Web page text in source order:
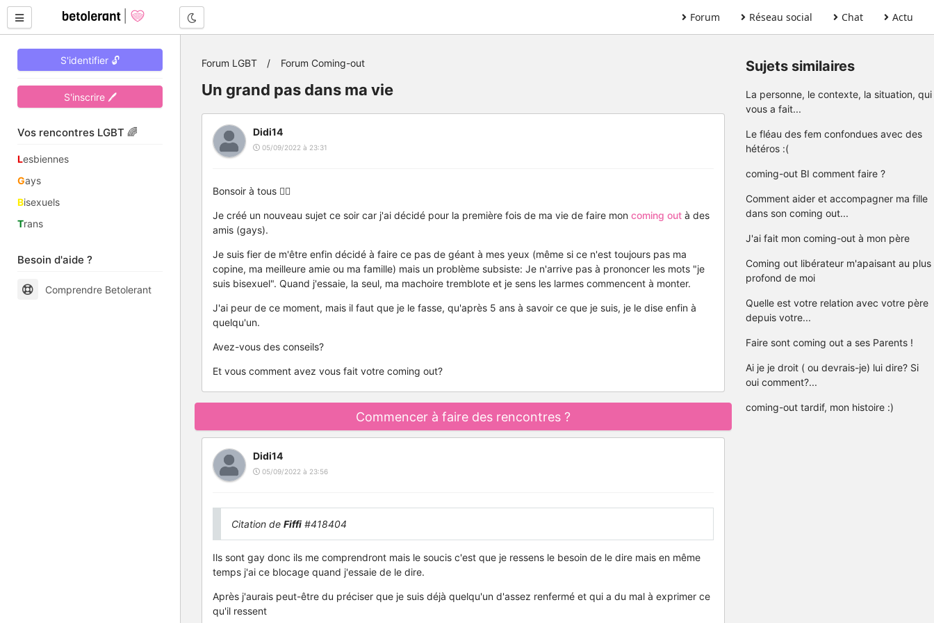
Forum Réseau social Chat Actu
S'identifier 🔓
S'inscrire 🖊
Vos rencontres LGBT 🌈
Lesbiennes
Gays
Bisexuels
Trans
Besoin d'aide ?
Comprendre Betolerant
Forum LGBT Forum Coming-out
Un grand pas dans ma vie
Didi14
05/09/2022 à 23:31
Bonsoir à tous 🏳️‍🌈
Je créé un nouveau sujet ce soir car j'ai décidé pour la première fois de ma vie de faire mon coming out à des
amis (gays).
Je suis fier de m'être enfin décidé à faire ce pas de géant à mes yeux (même si ce n'est toujours pas ma
copine, ma meilleure amie ou ma famille) mais un problème subsiste: Je n'arrive pas à prononcer les mots "je
suis bisexuel". Quand j'essaie, la seul, ma machoire tremblote et je sens les larmes commencent à monter.
J'ai peur de ce moment, mais il faut que je le fasse, qu'après 5 ans à savoir ce que je suis, je le dise enfin à
quelqu'un.
Avez-vous des conseils?
Et vous comment avez vous fait votre coming out?
Commencer à faire des rencontres ?
Didi14
05/09/2022 à 23:56
Citation de Fiffi #418404
Ils sont gay donc ils me comprendront mais le soucis c'est que je ressens le besoin de le dire mais en même
temps j'ai ce blocage quand j'essaie de le dire.
Après j'aurais peut-être du préciser que je suis déjà quelqu'un d'assez renfermé et qui a du mal à exprimer ce
qu'il ressent
Sujets similaires
La personne, le contexte, la situation, qui
vous a fait...
Le fléau des fem confondues avec des
hétéros :(
coming-out BI comment faire ?
Comment aider et accompagner ma fille
dans son coming out...
J'ai fait mon coming-out à mon père
Coming out libérateur m'apaisant au plus
profond de moi
Quelle est votre relation avec votre père
depuis votre...
Faire sont coming out a ses Parents !
Ai je je droit ( ou devrais-je) lui dire? Si
oui comment?...
coming-out tardif, mon histoire :)